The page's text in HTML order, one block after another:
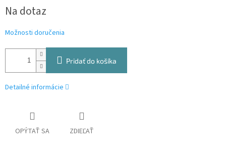
cena:
Na dotaz
Možnosti doručenia
Pridať do košíka
Detailné informácie
OPÝTAŤ SA ZDIEĽAŤ